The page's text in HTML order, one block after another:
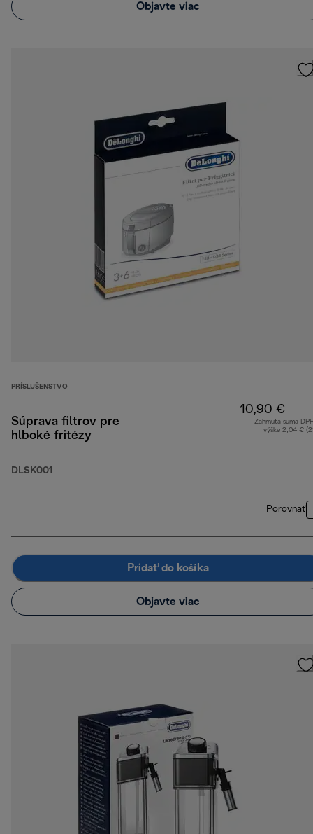
Objavte viac
PRÍSLUŠENSTVO
Súprava filtrov pre
hlboké fritézy
DLSK001
10,90 €
Zahrnutá suma
výške 2,04 €
Porovnať
Pridať do košíka
Objavte viac